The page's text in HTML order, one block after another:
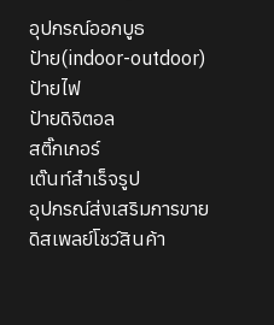
อุปกรณ์ออกบูธ
ป้าย(indoor-outdoor)
ป้ายไฟ
ป้ายดิจิตอล
สติ๊กเกอร์
เต๊นท์สำเร็จรูป
อุปกรณ์ส่งเสริมการขาย
ดิสเพลย์โชว์สินค้า